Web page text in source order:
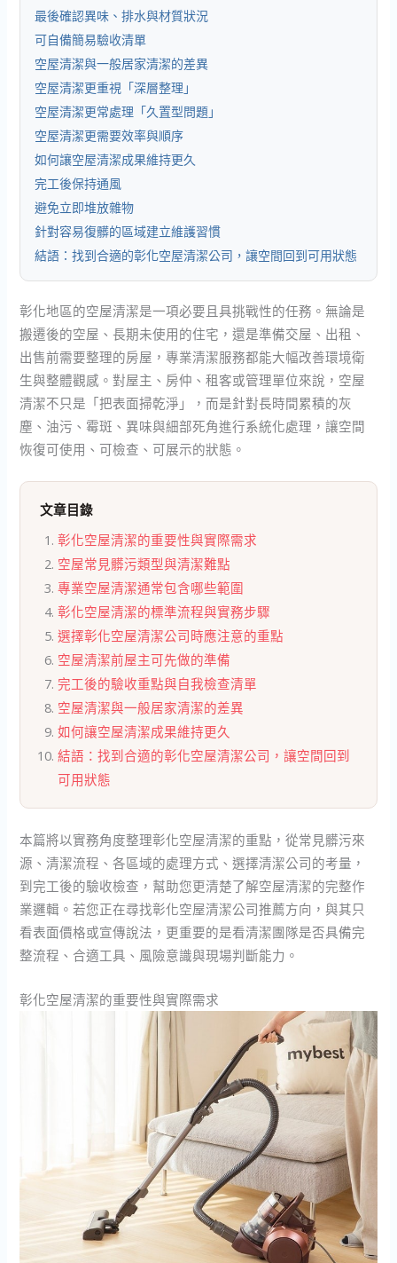
最後確認異味、排水與材質狀況
可自備簡易驗收清單
空屋清潔與一般居家清潔的差異
空屋清潔更重視「深層整理」
空屋清潔更常處理「久置型問題」
空屋清潔更需要效率與順序
如何讓空屋清潔成果維持更久
完工後保持通風
避免立即堆放雜物
針對容易復髒的區域建立維護習慣
結語：找到合適的彰化空屋清潔公司，讓空間回到可用狀態
彰化地區的空屋清潔是一項必要且具挑戰性的任務。無論是
搬遷後的空屋、長期未使用的住宅，還是準備交屋、出租、
出售前需要整理的房屋，專業清潔服務都能大幅改善環境衛
生與整體觀感。對屋主、房仲、租客或管理單位來說，空屋
清潔不只是「把表面掃乾淨」，而是針對長時間累積的灰
塵、油污、霉斑、異味與細部死角進行系統化處理，讓空間
恢復可使用、可檢查、可展示的狀態。
文章目錄
彰化空屋清潔的重要性與實際需求
空屋常見髒污類型與清潔難點
專業空屋清潔通常包含哪些範圍
彰化空屋清潔的標準流程與實務步驟
選擇彰化空屋清潔公司時應注意的重點
空屋清潔前屋主可先做的準備
完工後的驗收重點與自我檢查清單
空屋清潔與一般居家清潔的差異
如何讓空屋清潔成果維持更久
結語：找到合適的彰化空屋清潔公司，讓空間回到
可用狀態
本篇將以實務角度整理彰化空屋清潔的重點，從常見髒污來
源、清潔流程、各區域的處理方式、選擇清潔公司的考量，
到完工後的驗收檢查，幫助您更清楚了解空屋清潔的完整作
業邏輯。若您正在尋找彰化空屋清潔公司推薦方向，與其只
看表面價格或宣傳說法，更重要的是看清潔團隊是否具備完
整流程、合適工具、風險意識與現場判斷能力。
彰化空屋清潔的重要性與實際需求